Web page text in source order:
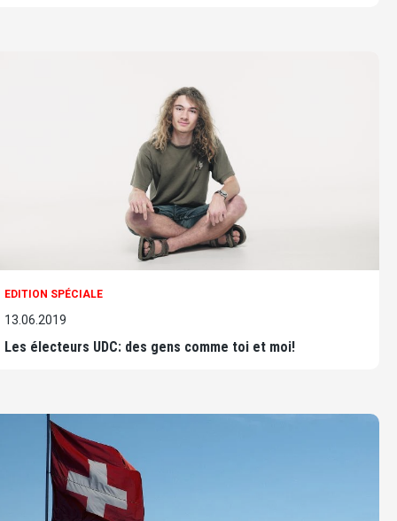
EDITION SPÉCIALE
13.06.2019
Les électeurs UDC: des gens comme toi et moi!